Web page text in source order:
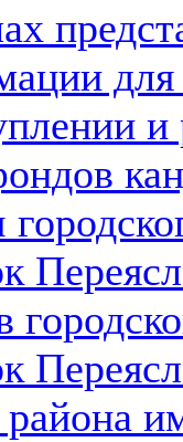
для
и